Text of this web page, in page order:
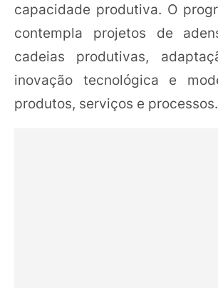
capacidade produtiva. O
contempla projetos de
cadeias produtivas,
inovação tecnológica e
produtos, serviços e processos.